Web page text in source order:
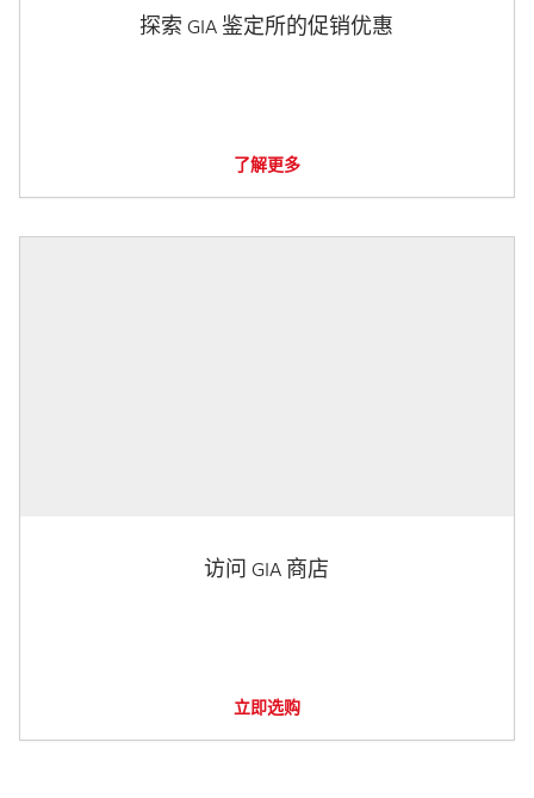
探索 GIA 鉴定所的促销优惠
了解更多
访问 GIA 商店
立即选购